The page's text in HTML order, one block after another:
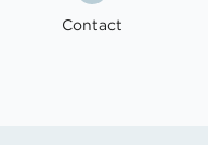
Contact